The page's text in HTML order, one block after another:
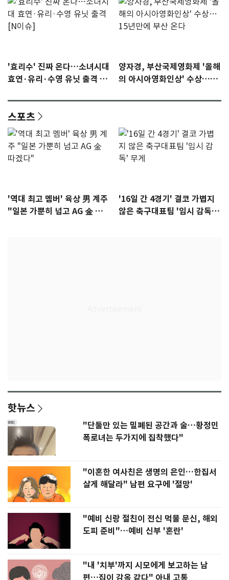
'효리수' 진짜 온다…소녀시대
효연·유리·수영 유닛 출격 [N
양자경, 부산국제영화제 '올해
의 아시아영화인상' 수상…15
스포츠
'역대 최고 멤버' 육상 男 계주
"일본 가뿐히 넘고 AG 金 따겠
'16일 간 4경기' 결코 가볍지
않은 축구대표팀 '임시 감독'
핫뉴스
"단둘만 있는 밀폐된 공간과 술…황정민
폭로녀는 두가지에 집착했다"
"이혼한 여사친은 생명의 은인…한집서
살게 해달라" 남편 요구에 '절망'
"예비 신랑 절친이 전신 먹물 문신, 해외
도피 준비"…예비 신부 '혼란'
"내 '치부'까지 시모에게 보고하는 남
편…집이 감옥 같다" 아내 고통